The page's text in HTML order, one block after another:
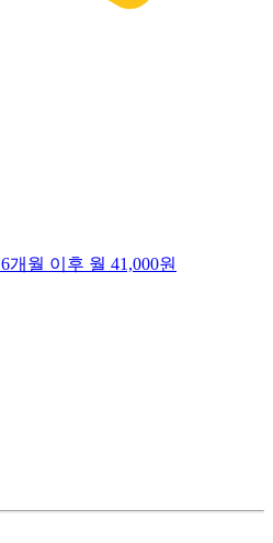
6개월 이후 월 41,000원